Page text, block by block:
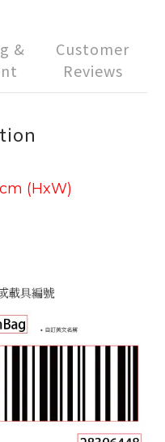
&
Customer
Reviews
(HxW)